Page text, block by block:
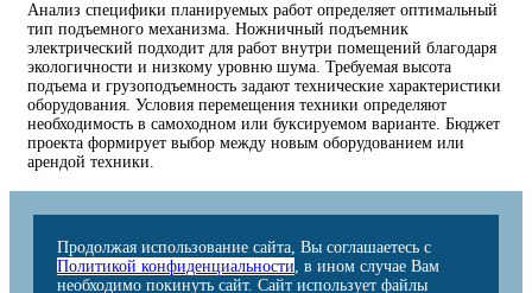
Анализ специфики планируемых работ определяет оптимальный
тип подъемного механизма. Ножничный подъемник
электрический подходит для работ внутри помещений благодаря
экологичности и низкому уровню шума. Требуемая высота
подъема и грузоподъемность задают технические характеристики
оборудования. Условия перемещения техники определяют
необходимость в самоходном или буксируемом варианте. Бюджет
проекта формирует выбор между новым оборудованием или
арендой техники.
Продолжая использование сайта, Вы соглашаетесь с
Политикой конфиденциальности, в ином случае Вам
необходимо покинуть сайт. Сайт использует файлы